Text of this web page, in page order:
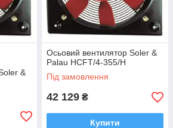
&
Осьовий вентилятор Soler &
Palau HCFT/4-355/H
Під замовлення
42 129 ₴
Купити